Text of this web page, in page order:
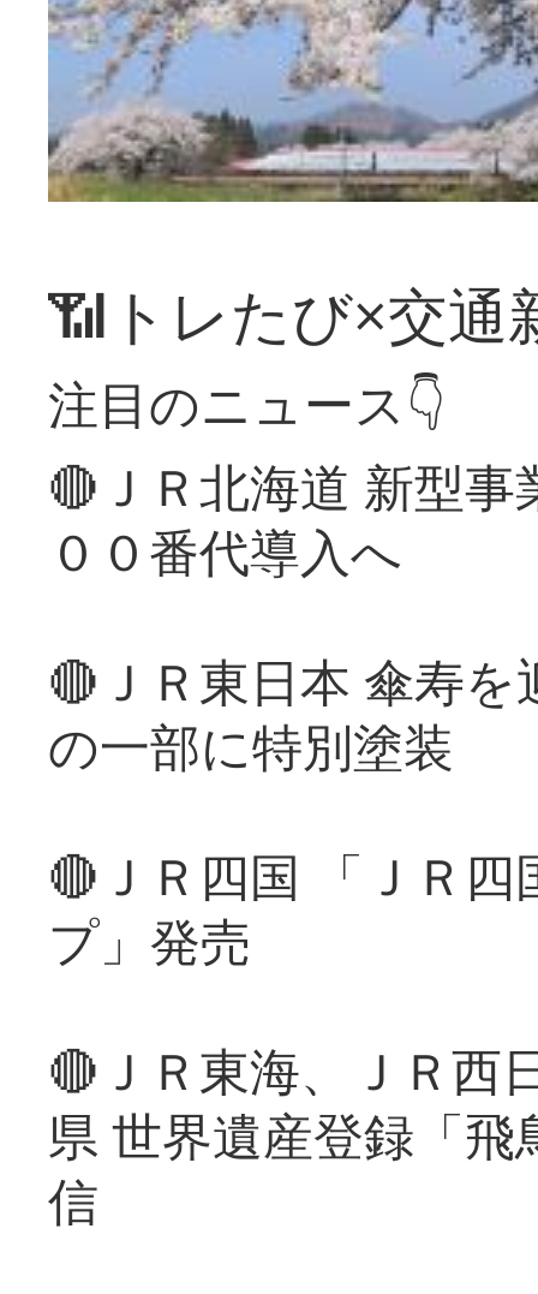
📶トレたび×交通
注目のニュース👇
🔴ＪＲ北海道 新型
００番代導入へ
🔴ＪＲ東日本 傘寿
の一部に特別塗装
🔴ＪＲ四国 「ＪＲ
プ」発売
🔴ＪＲ東海、ＪＲ西
県 世界遺産登録「
信